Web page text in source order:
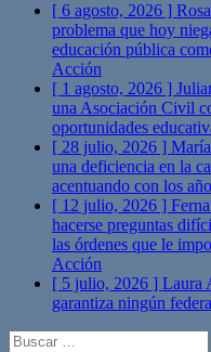
[ 6 agosto, 2026 ]
problema que hoy
educación pública
Acción
[ 1 agosto, 2026 ]
una Asociación Civil
oportunidades
[ 28 julio, 2026 ]
una deficiencia en la
acentuando con los
[ 12 julio, 2026 ]
hacerse preguntas
las órdenes que le
Acción
[ 5 julio, 2026 ] Laura
garantiza ningún
Buscar: